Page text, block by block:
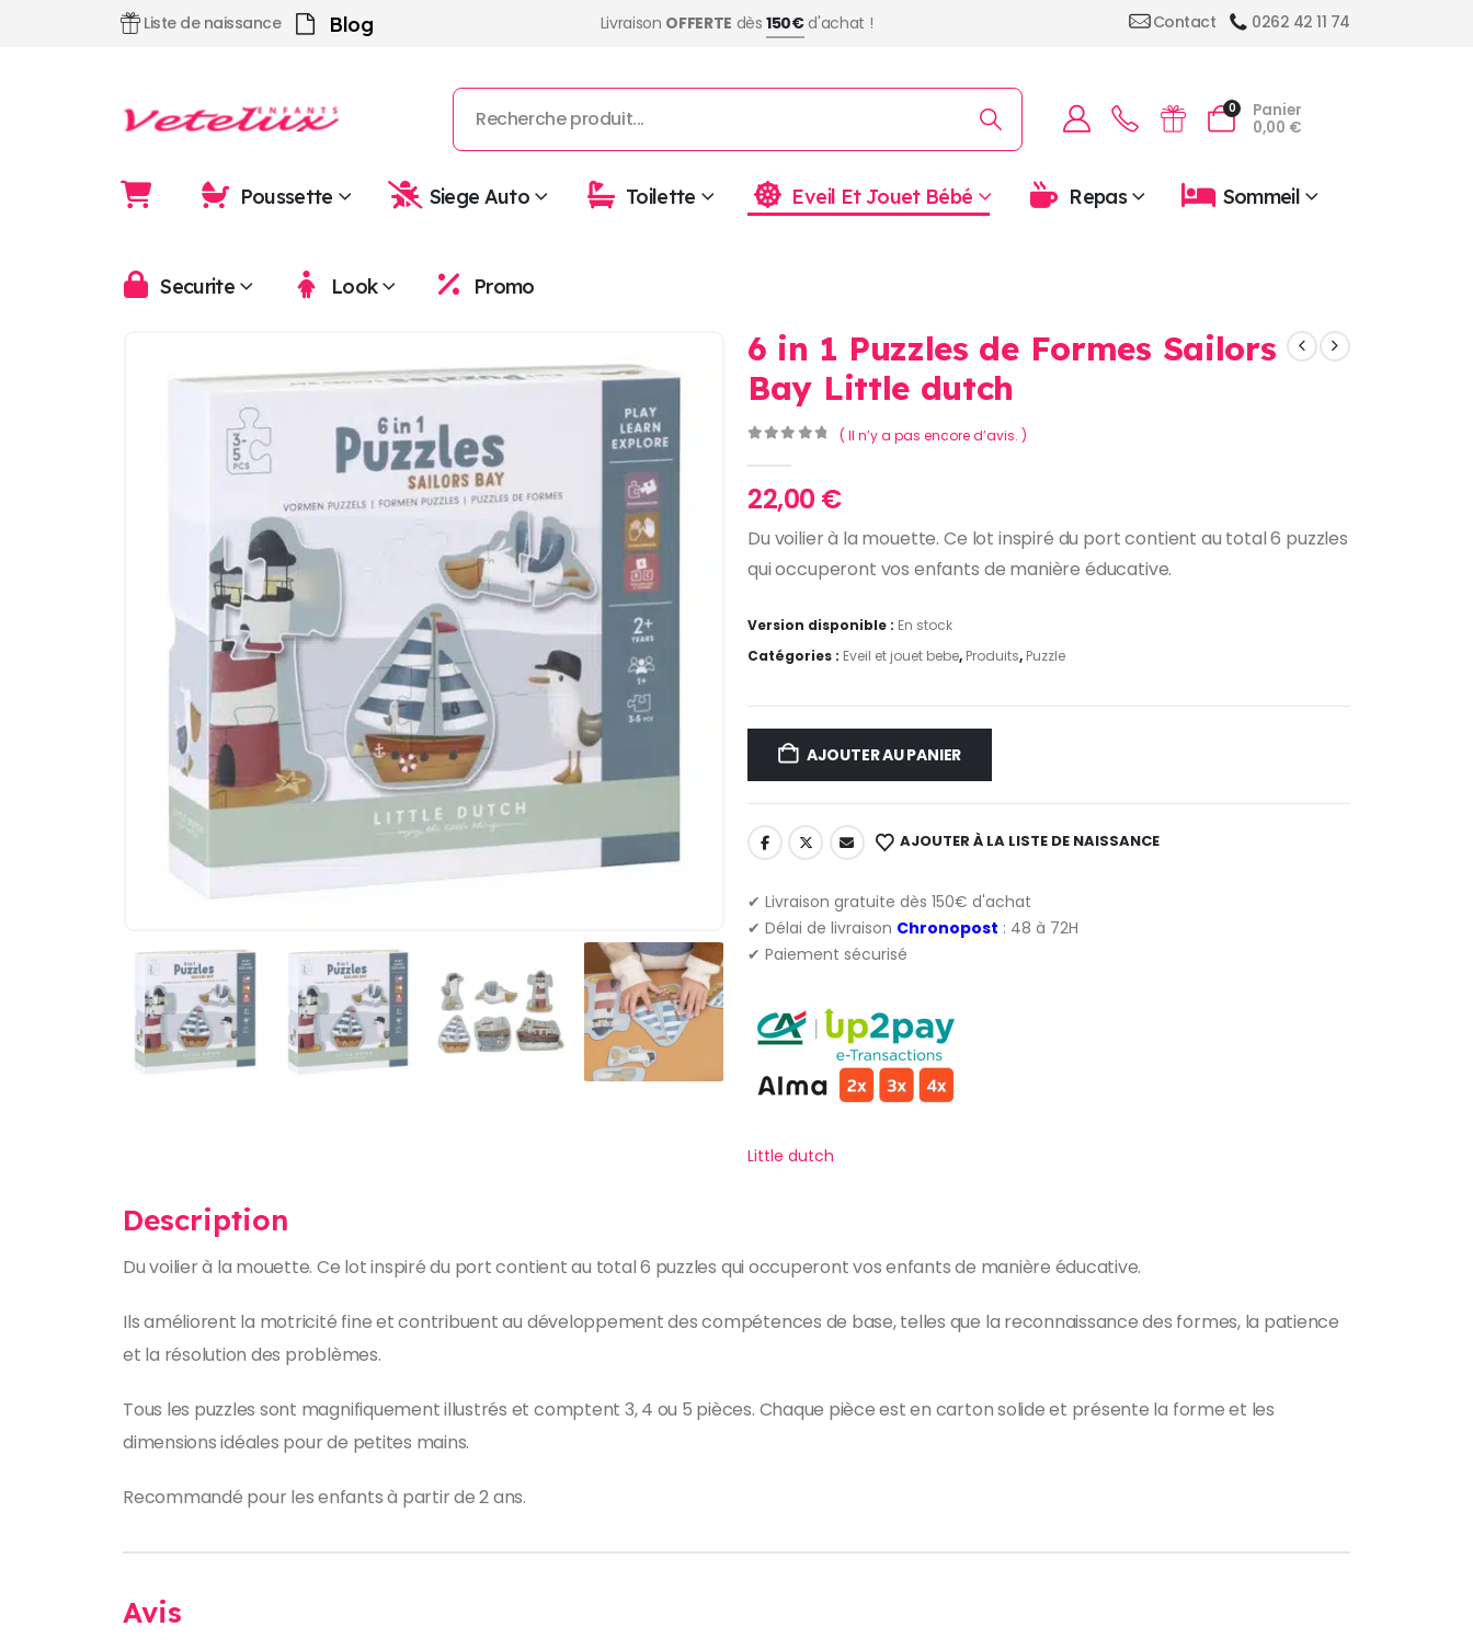
Liste de naissance Blog Livraison OFFERTE dès150€d'achat ! Contact 0262 42 11 74
0
Panier
0,00 €
Poussette Siege Auto Toilette Eveil Et Jouet Bébé Repas Sommeil
Securite Look Promo
6 in 1 Puzzles de Formes Sailors
Bay Little dutch
( Il n’y a pas encore d’avis. )
22,00 €
Du voilier à la mouette. Ce lot inspiré du port contient au total 6 puzzles
qui occuperont vos enfants de manière éducative.
Version disponible : En stock
Catégories : Eveil et jouet bebe, Produits, Puzzle
AJOUTER AU PANIER
AJOUTER À LA LISTE DE NAISSANCE
✔ Livraison gratuite dès 150€ d'achat
✔ Délai de livraison Chronopost : 48 à 72H
✔ Paiement sécurisé
Little dutch
Description
Du voilier à la mouette. Ce lot inspiré du port contient au total 6 puzzles qui occuperont vos enfants de manière éducative.
Ils améliorent la motricité fine et contribuent au développement des compétences de base, telles que la reconnaissance des formes, la patience
et la résolution des problèmes.
Tous les puzzles sont magnifiquement illustrés et comptent 3, 4 ou 5 pièces. Chaque pièce est en carton solide et présente la forme et les
dimensions idéales pour de petites mains.
Recommandé pour les enfants à partir de 2 ans.
Avis